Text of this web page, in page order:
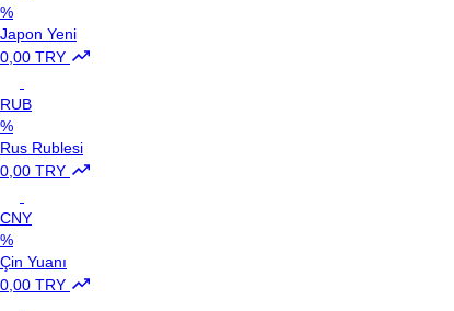
%
Japon Yeni
0,00 TRY
RUB
%
Rus Rublesi
0,00 TRY
CNY
%
Çin Yuanı
0,00 TRY